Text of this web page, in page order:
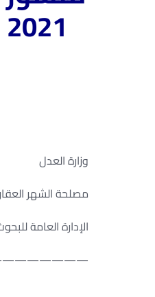
وزارة العدل
مصلحة الشهر
الإدارة العامة